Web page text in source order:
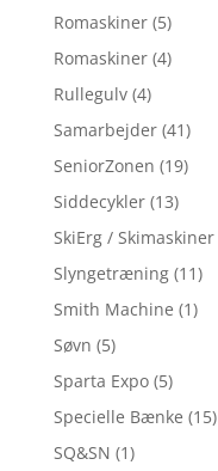
Romaskiner (5)
Romaskiner (4)
Rullegulv (4)
Samarbejder (41)
SeniorZonen (19)
Siddecykler (13)
SkiErg / Skimaskiner
Slyngetræning (11)
Smith Machine (1)
Søvn (5)
Sparta Expo (5)
Specielle Bænke (15)
SQ&SN (1)